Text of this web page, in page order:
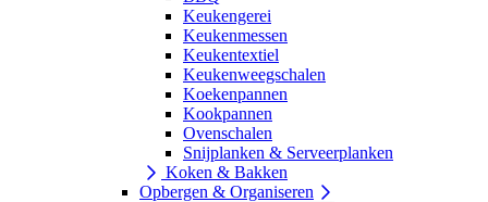
Keukengerei
Keukenmessen
Keukentextiel
Keukenweegschalen
Koekenpannen
Kookpannen
Ovenschalen
Snijplanken & Serveerplanken
Koken & Bakken
Opbergen & Organiseren